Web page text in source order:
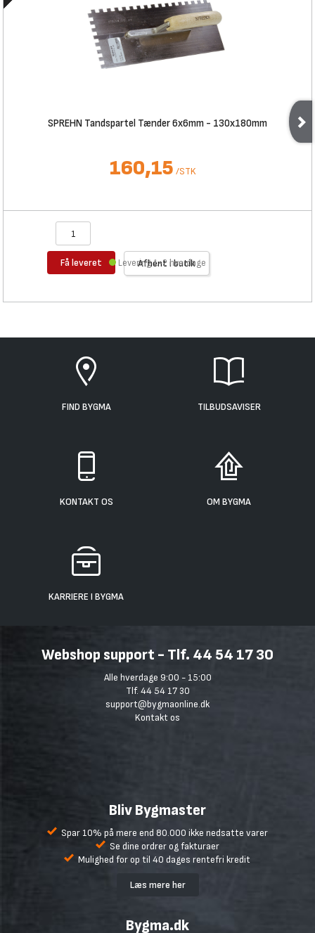
SPREHN Tandspartel Tænder 6x6mm - 130x180mm
160,15 /STK
Få leveret Afhent i butik
Levering 1-2 hverdage
FIND BYGMA TILBUDSAVISER
KONTAKT OS OM BYGMA
KARRIERE I BYGMA
Webshop support - Tlf. 44 54 17 30
Alle hverdage 9:00 - 15:00
Tlf. 44 54 17 30
support@bygmaonline.dk
Kontakt os
Bliv Bygmaster
Spar 10% på mere end 80.000 ikke nedsatte varer
Se dine ordrer og fakturaer
Mulighed for op til 40 dages rentefri kredit
Læs mere her
Bygma.dk